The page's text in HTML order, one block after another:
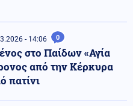
- 14:06 0
στο Παίδων «Αγία
από την Κέρκυρα
πατίνι